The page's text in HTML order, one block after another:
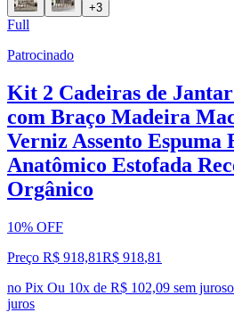
+3
Full
Patrocinado
Kit 2 Cadeiras de
com Braço Madeira
Verniz Assento Espuma
Anatômico Estofada
Orgânico
10% OFF
Preço R$ 918,81R$ 918,81
no Pix Ou 10x de R$ 102,09 sem juros
juros